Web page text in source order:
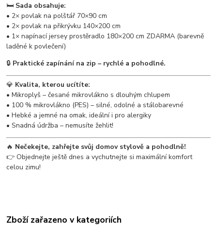
🛏️ Sada obsahuje:
• 2× povlak na polštář 70×90 cm
• 2× povlak na přikrývku 140×200 cm
• 1× napínací jersey prostěradlo 180×200 cm ZDARMA (barevně
laděné k povlečení)
🔒 Praktické zapínání na zip – rychlé a pohodlné.
💎 Kvalita, kterou ucítíte:
• Mikroplyš – česané mikrovlákno s dlouhým chlupem
• 100 % mikrovlákno (PES) – silné, odolné a stálobarevné
• Hebké a jemné na omak, ideální i pro alergiky
• Snadná údržba – nemusíte žehlit!
🔥 Nečekejte, zahřejte svůj domov stylově a pohodlně!
👉 Objednejte ještě dnes a vychutnejte si maximální komfort
celou zimu!
Zboží zařazeno v kategoriích